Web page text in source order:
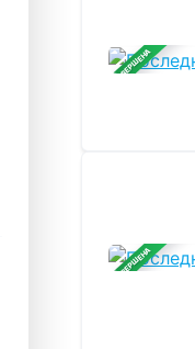
ЗАВЕРШЕНА
ЗАВЕРШЕНА